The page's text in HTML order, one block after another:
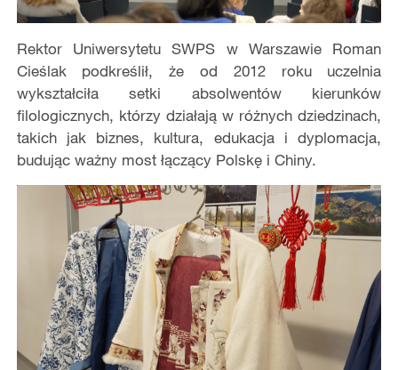
Rektor Uniwersytetu SWPS w Warszawie Roman
Cieślak podkreślił, że od 2012 roku uczelnia
wykształciła setki absolwentów kierunków
filologicznych, którzy działają w różnych dziedzinach,
takich jak biznes, kultura, edukacja i dyplomacja,
budując ważny most łączący Polskę i Chiny.